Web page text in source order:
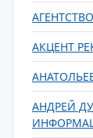
АКЦЕНТ
АНДРЕЙ